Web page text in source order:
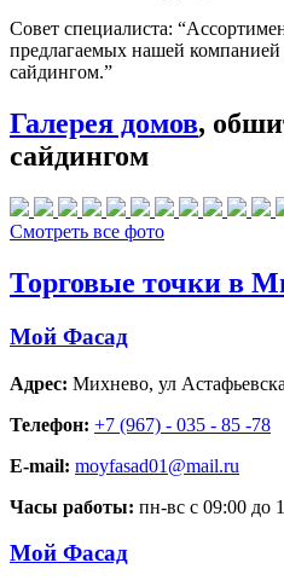
Совет специалиста:
предлагаемых нашей компанией
сайдингом.”
Галерея домов,
сайдингом
Смотреть все фото
Торговые точки в
Мой Фасад
Адрес: Михнево, ул
Телефон: +7 (967) - 035 - 85 -78
E-mail: moyfasad01@mail.ru
Часы работы: пн-вс с 09:00 до
Мой Фасад